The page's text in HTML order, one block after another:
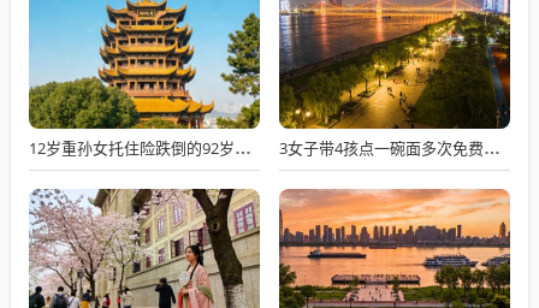
12岁重孙女托住险跌倒的92岁太爷爷 3女子带4孩点一碗面多次免费续面